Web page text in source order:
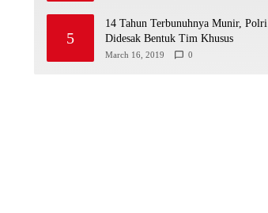
5
14 Tahun Terbunuhnya Munir, Polri
Didesak Bentuk Tim Khusus
March 16, 2019 0